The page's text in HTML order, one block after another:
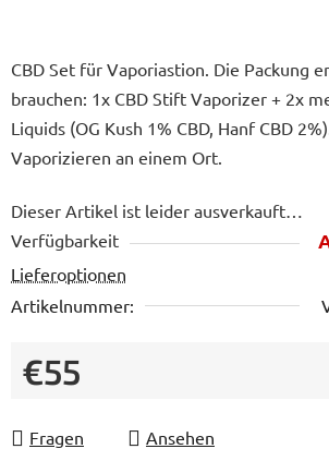
CBD Set für Vaporiastion. Die Packung
brauchen: 1x CBD Stift Vaporizer + 2x
Liquids (OG Kush 1% CBD, Hanf CBD
Vaporizieren an einem Ort.
Dieser Artikel ist leider ausverkauft…
Verfügbarkeit
Lieferoptionen
Artikelnummer:
€55
Fragen
Ansehen